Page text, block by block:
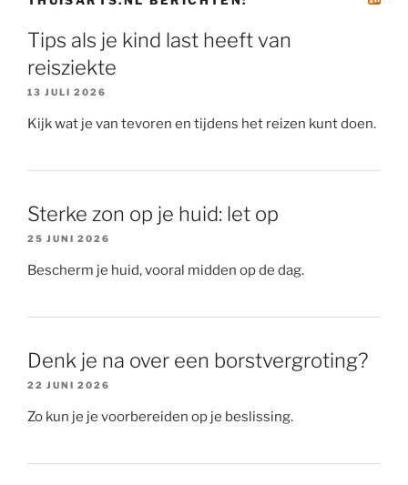
Tips als je kind last heeft van
reisziekte
13 JULI 2026
Kijk wat je van tevoren en tijdens het reizen kunt doen.
Sterke zon op je huid: let op
25 JUNI 2026
Bescherm je huid, vooral midden op de dag.
Denk je na over een borstvergroting?
22 JUNI 2026
Zo kun je je voorbereiden op je beslissing.